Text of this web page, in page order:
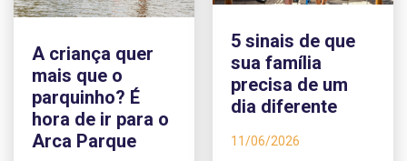
A criança quer
mais que o
parquinho? É
hora de ir para o
Arca Parque
5 sinais de que
sua família
precisa de um
dia diferente
11/06/2026